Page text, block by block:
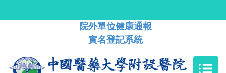
院外單位健康通報
實名登記系統